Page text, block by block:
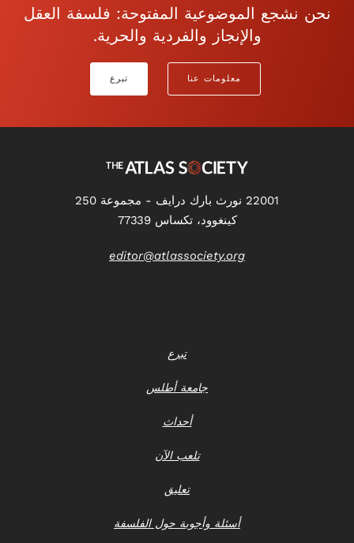
نحن نشجع الموضوعية المفتوحة: فلسفة العقل
والإنجاز والفردية والحرية.
معلومات عنا تبرع
22001 نورث بارك درايف - مجموعة 250
كينغوود، تكساس 77339
editor@atlassociety.org
تبرع
جامعة أطلس
أحداث
تلعب الآن
تعليق
أسئلة وأجوبة حول الفلسفة